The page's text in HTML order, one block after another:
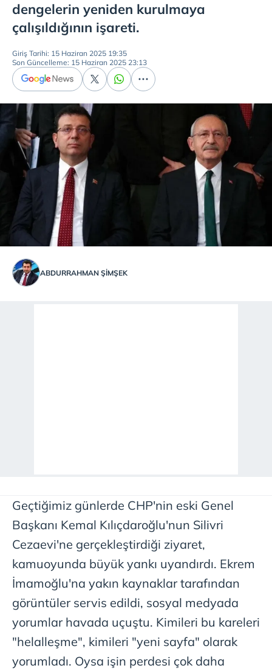
dengelerin yeniden kurulmaya
çalışıldığının işareti.
Giriş Tarihi: 15 Haziran 2025 19:35
Son Güncelleme: 15 Haziran 2025 23:13
ABDURRAHMAN ŞİMŞEK
Geçtiğimiz günlerde CHP'nin eski Genel
Başkanı Kemal Kılıçdaroğlu'nun Silivri
Cezaevi'ne gerçekleştirdiği ziyaret,
kamuoyunda büyük yankı uyandırdı. Ekrem
İmamoğlu'na yakın kaynaklar tarafından
görüntüler servis edildi, sosyal medyada
yorumlar havada uçuştu. Kimileri bu kareleri
"helalleşme", kimileri "yeni sayfa" olarak
yorumladı. Oysa işin perdesi çok daha